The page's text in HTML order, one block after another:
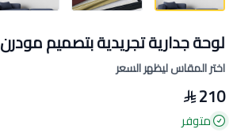
لوحة جدارية تجريدية بتصميم مودرن
اختر المقاس ليظهر السعر
210
متوفر